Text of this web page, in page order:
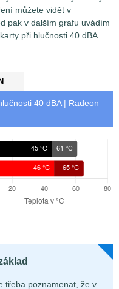
můžete vidět v
pak v dalším grafu uvádím
při hlučnosti 40 dBA.
40 dBA | Radeon
třeba poznamenat, že v